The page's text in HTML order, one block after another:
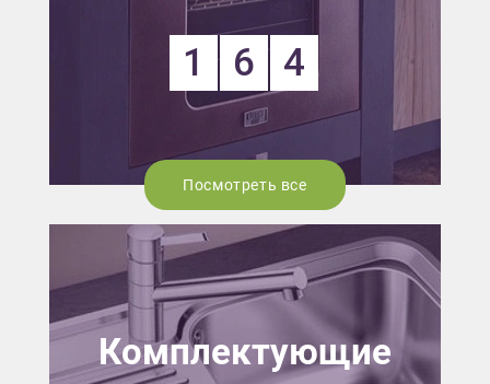
1 6 4
Посмотреть все
Комплектующие